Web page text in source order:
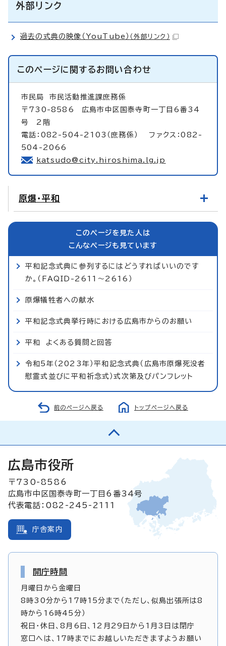
外部リンク
過去の式典の映像（YouTube） （外部リンク）
このページに関するお問い合わせ
市民局 市民活動推進課庶務係
〒730-8586 広島市中区国泰寺町一丁目6番34
号 2階
電話：082-504-2103（庶務係） ファクス：082-
504-2066
katsudo@city.hiroshima.lg.jp
原爆・平和
このページを見た人は
こんなページも見ています
平和記念式典に参列するにはどうすればいいのです
か。（FAQID-2611～2616）
原爆犠牲者への献水
平和記念式典挙行時における広島市からのお願い
平和 よくある質問と回答
令和5年（2023年）平和記念式典（広島市原爆死没者
慰霊式並びに平和祈念式）式次第及びパンフレット
前のページへ戻る トップページへ戻る
広島市役所
〒730-8586
広島市中区国泰寺町一丁目6番34号
代表電話：082-245-2111
庁舎案内
開庁時間
月曜日から金曜日
8時30分から17時15分まで（ただし、似島出張所は8
時から16時45分）
祝日・休日、8月6日、12月29日から1月3日は閉庁
窓口へは、17時までにお越しいただきますようお願い